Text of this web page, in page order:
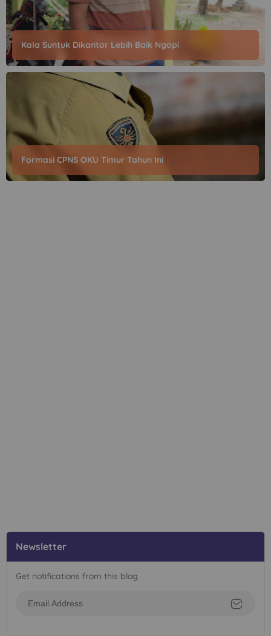
Kala Suntuk Dikantor Lebih Baik Ngopi
Formasi CPNS OKU Timur Tahun Ini
Newsletter
Get notifications from this blog